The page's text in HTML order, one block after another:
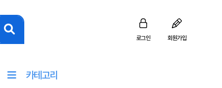
로그인 회원가입
카테고리